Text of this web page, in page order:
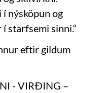
nýsköpun og
starfsemi sinni.“
eftir gildum
- VIRÐING –